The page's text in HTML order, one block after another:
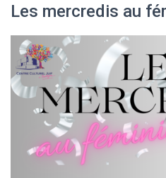
Les mercredis au